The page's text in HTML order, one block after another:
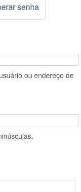
senha
ou endereço de